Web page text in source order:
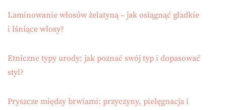
Laminowanie włosów żelatyną – jak osiągnąć gładkie
i lśniące włosy?
Etniczne typy urody: jak poznać swój typ i dopasować
styl?
Pryszcze między brwiami: przyczyny, pielęgnacja i